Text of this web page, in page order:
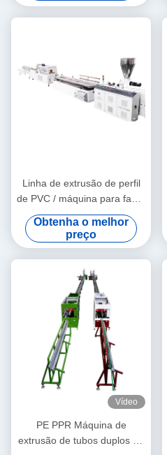
Linha de extrusão de perfil
de PVC / máquina para fazer
perfil de PVC
Obtenha o melhor
preço
Vídeo
PE PPR Máquina de
extrusão de tubos duplos de